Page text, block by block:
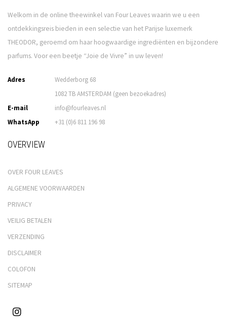
Welkom in de online theewinkel van Four Leaves waarin we u een
ontdekkingsreis bieden in een selectie van het Parijse luxemerk
THEODOR, geroemd om haar hoogwaardige ingrediënten en bijzondere
parfums. Voor een beetje “Joie de Vivre” in uw leven!
Adres
Wedderborg 68
1082 TB AMSTERDAM (geen bezoekadres)
E-mail
info@fourleaves.nl
WhatsApp
+31 (0)6 811 196 98
OVERVIEW
OVER FOUR LEAVES
ALGEMENE VOORWAARDEN
PRIVACY
VEILIG BETALEN
VERZENDING
DISCLAIMER
COLOFON
SITEMAP